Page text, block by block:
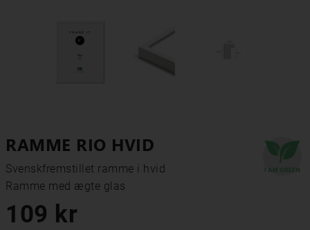
RAMME RIO HVID
Svenskfremstillet ramme i hvid
Ramme med ægte glas
109 kr